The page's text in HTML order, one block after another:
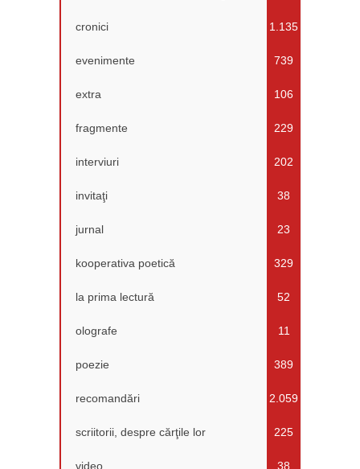
cronici 1.135
evenimente 739
extra 106
fragmente 229
interviuri 202
invitaţi 38
jurnal 23
kooperativa poetică 329
la prima lectură 52
olografe 11
poezie 389
recomandări 2.059
scriitorii, despre cărţile lor 225
video 38